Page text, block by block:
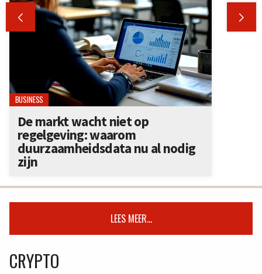
 
BUSINESS
De markt wacht niet op
regelgeving: waarom
duurzaamheidsdata nu al nodig
zijn
LEES MEER...
CRYPTO